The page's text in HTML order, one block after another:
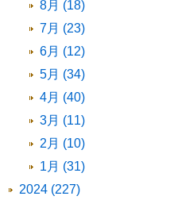
8月 (18)
7月 (23)
6月 (12)
5月 (34)
4月 (40)
3月 (11)
2月 (10)
1月 (31)
2024 (227)